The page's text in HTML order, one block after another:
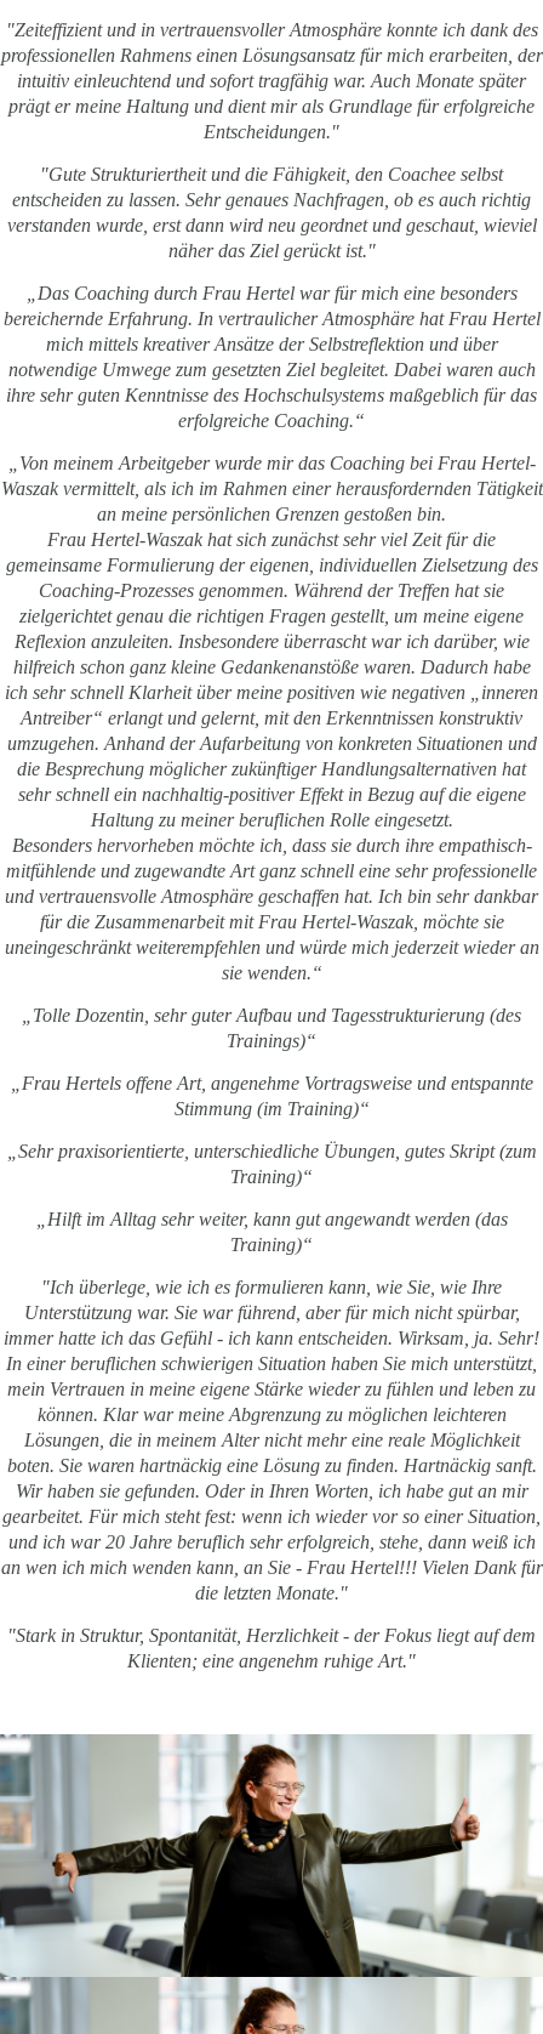
"Zeiteffizient und in vertrauensvoller Atmosphäre konnte ich dank des
professionellen Rahmens einen Lösungsansatz für mich erarbeiten, der
intuitiv einleuchtend und sofort tragfähig war. Auch Monate später
prägt er meine Haltung und dient mir als Grundlage für erfolgreiche
Entscheidungen."
"Gute Strukturiertheit und die Fähigkeit, den Coachee selbst
entscheiden zu lassen. Sehr genaues Nachfragen, ob es auch richtig
verstanden wurde, erst dann wird neu geordnet und geschaut, wieviel
näher das Ziel gerückt ist."
„Das Coaching durch Frau Hertel war für mich eine besonders
bereichernde Erfahrung. In vertraulicher Atmosphäre hat Frau Hertel
mich mittels kreativer Ansätze der Selbstreflektion und über
notwendige Umwege zum gesetzten Ziel begleitet. Dabei waren auch
ihre sehr guten Kenntnisse des Hochschulsystems maßgeblich für das
erfolgreiche Coaching.“
„Von meinem Arbeitgeber wurde mir das Coaching bei Frau Hertel-
Waszak vermittelt, als ich im Rahmen einer herausfordernden Tätigkeit
an meine persönlichen Grenzen gestoßen bin.
Frau Hertel-Waszak hat sich zunächst sehr viel Zeit für die
gemeinsame Formulierung der eigenen, individuellen Zielsetzung des
Coaching-Prozesses genommen. Während der Treffen hat sie
zielgerichtet genau die richtigen Fragen gestellt, um meine eigene
Reflexion anzuleiten. Insbesondere überrascht war ich darüber, wie
hilfreich schon ganz kleine Gedankenanstöße waren. Dadurch habe
ich sehr schnell Klarheit über meine positiven wie negativen „inneren
Antreiber“ erlangt und gelernt, mit den Erkenntnissen konstruktiv
umzugehen. Anhand der Aufarbeitung von konkreten Situationen und
die Besprechung möglicher zukünftiger Handlungsalternativen hat
sehr schnell ein nachhaltig-positiver Effekt in Bezug auf die eigene
Haltung zu meiner beruflichen Rolle eingesetzt.
Besonders hervorheben möchte ich, dass sie durch ihre empathisch-
mitfühlende und zugewandte Art ganz schnell eine sehr professionelle
und vertrauensvolle Atmosphäre geschaffen hat. Ich bin sehr dankbar
für die Zusammenarbeit mit Frau Hertel-Waszak, möchte sie
uneingeschränkt weiterempfehlen und würde mich jederzeit wieder an
sie wenden.“
„Tolle Dozentin, sehr guter Aufbau und Tagesstrukturierung (des
Trainings)“
„Frau Hertels offene Art, angenehme Vortragsweise und entspannte
Stimmung (im Training)“
„Sehr praxisorientierte, unterschiedliche Übungen, gutes Skript (zum
Training)“
„Hilft im Alltag sehr weiter, kann gut angewandt werden (das
Training)“
"Ich überlege, wie ich es formulieren kann, wie Sie, wie Ihre
Unterstützung war. Sie war führend, aber für mich nicht spürbar,
immer hatte ich das Gefühl - ich kann entscheiden. Wirksam, ja. Sehr!
In einer beruflichen schwierigen Situation haben Sie mich unterstützt,
mein Vertrauen in meine eigene Stärke wieder zu fühlen und leben zu
können. Klar war meine Abgrenzung zu möglichen leichteren
Lösungen, die in meinem Alter nicht mehr eine reale Möglichkeit
boten. Sie waren hartnäckig eine Lösung zu finden. Hartnäckig sanft.
Wir haben sie gefunden. Oder in Ihren Worten, ich habe gut an mir
gearbeitet. Für mich steht fest: wenn ich wieder vor so einer Situation,
und ich war 20 Jahre beruflich sehr erfolgreich, stehe, dann weiß ich
an wen ich mich wenden kann, an Sie - Frau Hertel!!! Vielen Dank für
die letzten Monate."
"Stark in Struktur, Spontanität, Herzlichkeit - der Fokus liegt auf dem
Klienten; eine angenehm ruhige Art."